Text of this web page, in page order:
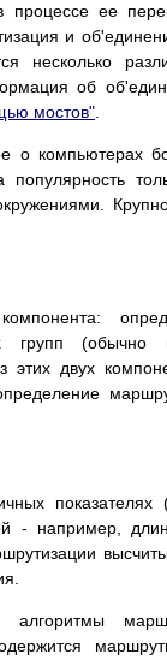
ее
и
несколько
об
мостов"
о компьютерах
групп (обычно
двух
показателях
- например,